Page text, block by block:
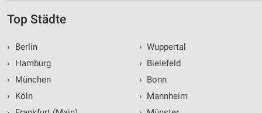
Top Städte
›
Berlin
›
Hamburg
›
München
›
Köln
› Wuppertal
› Bielefeld
› Bonn
› Mannheim